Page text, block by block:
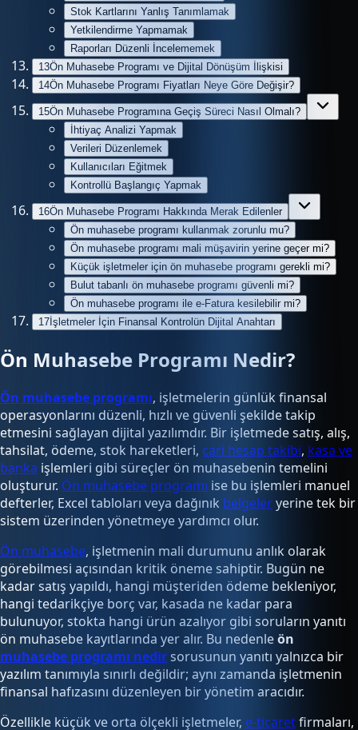
Stok Kartlarını Yanlış Tanımlamak
Yetkilendirme Yapmamak
Raporları Düzenli İncelememek
13Ön Muhasebe Programı ve Dijital Dönüşüm İlişkisi
14Ön Muhasebe Programı Fiyatları Neye Göre Değişir?
15Ön Muhasebe Programına Geçiş Süreci Nasıl Olmalı?
İhtiyaç Analizi Yapmak
Verileri Düzenlemek
Kullanıcıları Eğitmek
Kontrollü Başlangıç Yapmak
16Ön Muhasebe Programı Hakkında Merak Edilenler
Ön muhasebe programı kullanmak zorunlu mu?
Ön muhasebe programı mali müşavirin yerine geçer mi?
Küçük işletmeler için ön muhasebe programı gerekli mi?
Bulut tabanlı ön muhasebe programı güvenli mi?
Ön muhasebe programı ile e-Fatura kesilebilir mi?
17 İşletmeler İçin Finansal Kontrolün Dijital Anahtarı
Ön Muhasebe Programı Nedir?
Ön muhasebe programı, işletmelerin günlük finansal
operasyonlarını düzenli, hızlı ve güvenli şekilde takip
etmesini sağlayan dijital yazılımdır. Bir işletmede satış, alış,
tahsilat, ödeme, stok hareketleri, cari hesap takibi, kasa ve
banka işlemleri gibi süreçler ön muhasebenin temelini
oluşturur. Ön muhasebe programı ise bu işlemleri manuel
defterler, Excel tabloları veya dağınık belgeleryerine tek bir
sistem üzerinden yönetmeye yardımcı olur.
Ön muhasebe, işletmenin mali durumunu anlık olarak
görebilmesi açısından kritik öneme sahiptir. Bugün ne
kadar satış yapıldı, hangi müşteriden ödeme bekleniyor,
hangi tedarikçiye borç var, kasada ne kadar para
bulunuyor, stokta hangi ürün azalıyor gibi soruların yanıtı
ön muhasebe kayıtlarında yer alır. Bu nedenleön
muhasebe programı nedir sorusunun yanıtı yalnızca bir
yazılım tanımıyla sınırlı değildir; aynı zamanda işletmenin
finansal hafızasını düzenleyen bir yönetim aracıdır.
Özellikle küçük ve orta ölçekli işletmeler, e-ticaretfirmaları,